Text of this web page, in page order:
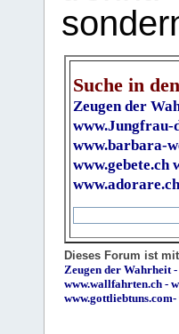
Suche in
Zeugen der
www.Jungfrau-
www.barbara-
www.gebete.ch
www.adorare.ch
Dieses Forum ist
Zeugen der Wahrheit-
www.wallfahrten.ch -
www.gottliebtuns.com-